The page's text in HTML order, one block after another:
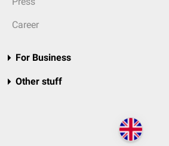
Career
For Business
Other stuff